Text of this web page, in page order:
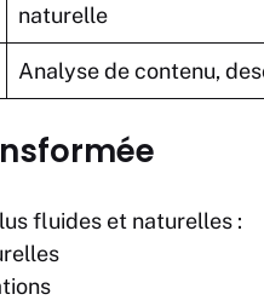
naturelle
Analyse de contenu,
fluides et naturelles :